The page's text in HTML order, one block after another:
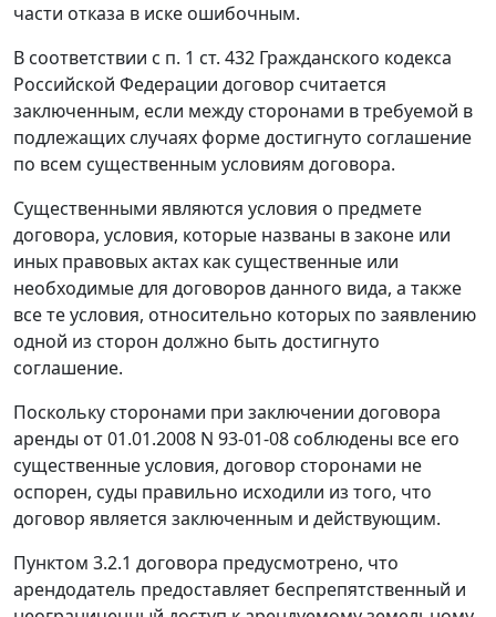
части отказа в иске ошибочным.
В соответствии с п. 1 ст. 432 Гражданского кодекса
Российской Федерации договор считается
заключенным, если между сторонами в требуемой в
подлежащих случаях форме достигнуто соглашение
по всем существенным условиям договора.
Существенными являются условия о предмете
договора, условия, которые названы в законе или
иных правовых актах как существенные или
необходимые для договоров данного вида, а также
все те условия, относительно которых по заявлению
одной из сторон должно быть достигнуто
соглашение.
Поскольку сторонами при заключении договора
аренды от 01.01.2008 N 93-01-08 соблюдены все его
существенные условия, договор сторонами не
оспорен, суды правильно исходили из того, что
договор является заключенным и действующим.
Пунктом 3.2.1 договора предусмотрено, что
арендодатель предоставляет беспрепятственный и